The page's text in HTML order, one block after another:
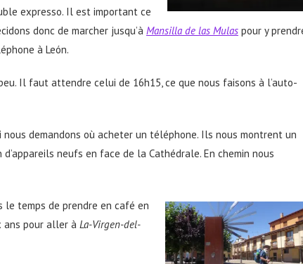
expresso. Il est important ce
donc de marcher jusqu’à Mansilla de las Mulas pour y
à León.
Il faut attendre celui de 16h15, ce que nous faisons à l’auto-
demandons où acheter un téléphone. Ils nous montrent un
neufs en face de la Cathédrale. En chemin nous
le temps de prendre en café en
ans pour aller à La-Virgen-del-